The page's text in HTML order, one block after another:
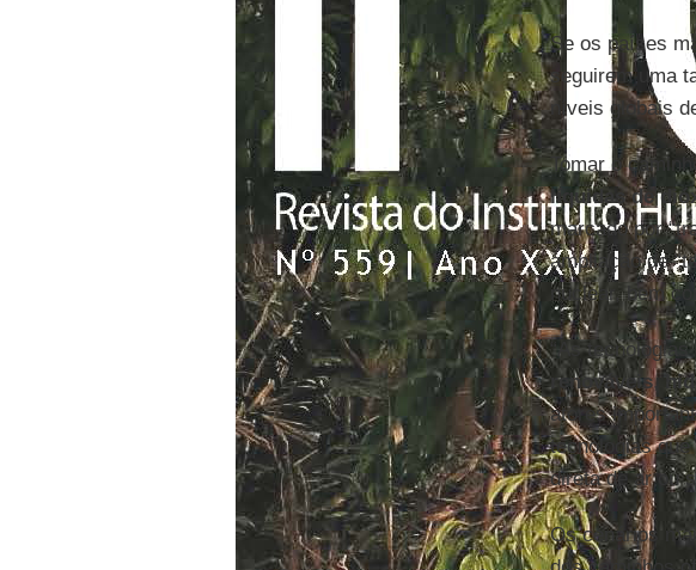
Se os países
seguirem uma
níveis globais
Tomar o
líquidas de
marcado por
ampliação de
nuclear, bem
“As
renováveis,
atores
tecnologias
direta de ar ou
Os cenários